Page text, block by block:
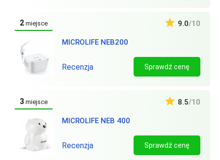
2 miejsce
MICROLIFE NEB200
9.0/10
Recenzja Sprawdź cenę
3 miejsce
MICROLIFE NEB 400
8.5/10
Recenzja Sprawdź cenę